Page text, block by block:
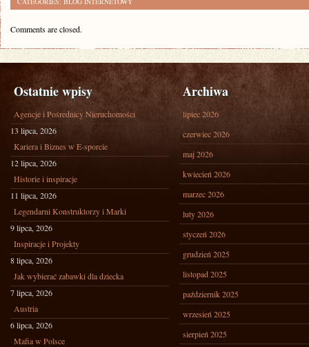
Comments are closed.
Ostatnie wpisy
Agencje i Pośrednicy Nieruchomości
13 lipca, 2026
Kariera i Biznes w E-sporcie
12 lipca, 2026
Historie i inspiracje
11 lipca, 2026
Legendarni Konstruktorzy i Marki
9 lipca, 2026
Inspiracje i Projekty
8 lipca, 2026
Jak wybierać zabawki dla dziecka
7 lipca, 2026
Austria
6 lipca, 2026
Mafia w Polsce
Archiwa
lipiec 2026
czerwiec 2026
maj 2026
kwiecień 2026
marzec 2026
luty 2026
styczeń 2026
grudzień 2025
listopad 2025
październik 2025
wrzesień 2025
sierpień 2025